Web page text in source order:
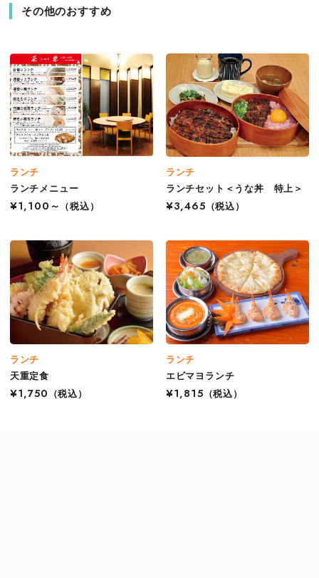
その他のおすすめ
ランチ
ランチメニュー
¥1,100～
（税込）
ランチ
ランチセット＜うな丼 特上＞
¥3,465 （税込）
ランチ
天重定食
¥1,750
（税込）
ランチ
エビマヨランチ
¥1,815 （税込）